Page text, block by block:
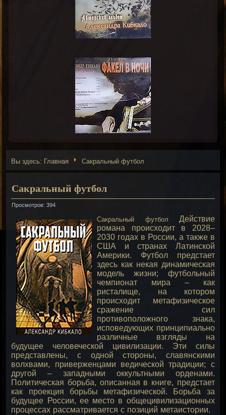
Вы здесь: Главная Сакральный футбол
Сакральный футбол
Просмотров: 394
Сакральный футбол
Действие
романа происходит в 2028–
2030 годах в России, а также в
США и странах Латинской
Америки. Футбол предстает
здесь как некая динамическая
модель жизни; футбольный
чемпионат мира – как
ристалище, на котором
происходит метафизическое
сражение сил
противоположного знака,
исповедующих принципиально
различные взгляды на
будущее человеческой цивилизации. Эти силы
представлены, с одной стороны, славянскими
волхвами, приверженцами ведической традиции; с
другой – западными оккультными орденами.
Политическая борьба, описанная в книге, предстает
как проекция борьбы метафизической. Борьба за
будущее России, ее место в общецивилизационных
процессах рассматривается с позиций метаистории.